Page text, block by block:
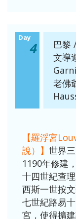
Day
4
巴黎
文導
老佛
【羅浮宮
說）】 世界
1190年修建
十四世紀查
西斯一世按
七世紀路易
宮，使得擴